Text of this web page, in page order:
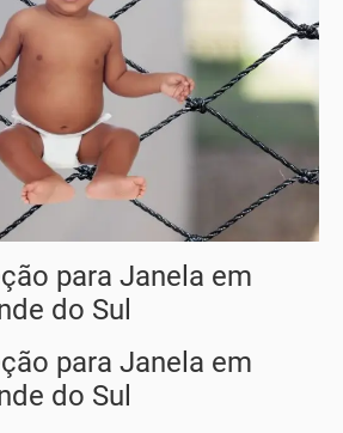
para Janela em
do Sul
para Janela em
do Sul